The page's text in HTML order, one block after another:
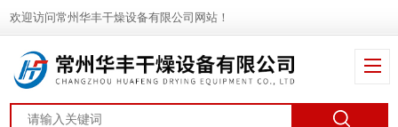
欢迎访问常州华丰干燥设备有限公司网站！